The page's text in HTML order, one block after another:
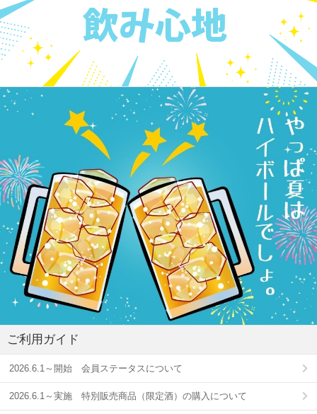
ご利用ガイド
2026.6.1～開始 会員ステータスについて
2026.6.1～実施 特別販売商品（限定酒）の購入について